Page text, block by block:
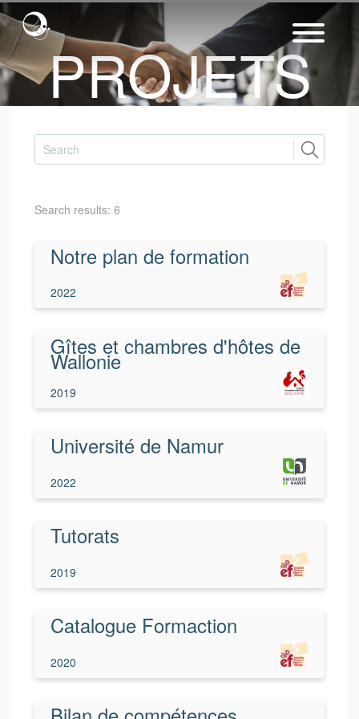
PROJETS
Search results: 6
Notre plan de formation
2022
Gîtes et chambres d'hôtes de
Wallonie
2019
Université de Namur
2022
Tutorats
2019
Catalogue Formaction
2020